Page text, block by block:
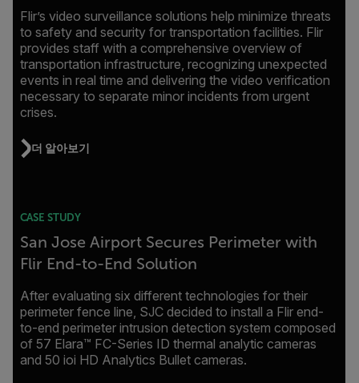
Flir’s video surveillance solutions help minimize threats
to safety and security for transportation facilities. Flir
provides staff with a comprehensive overview of
transportation infrastructure, recognizing unexpected
events in real time and delivering the video verification
necessary to separate minor incidents from urgent
crises.
더 알아보기
CASE STUDY
San Jose Airport Secures Perimeter with
Flir End-to-End Solution
After evaluating six different technologies for their
perimeter fence line, SJC decided to install a Flir end-
to-end perimeter intrusion detection system composed
of 57 Elara™ FC-Series ID thermal analytic cameras
and 50 ioi HD Analytics Bullet cameras.